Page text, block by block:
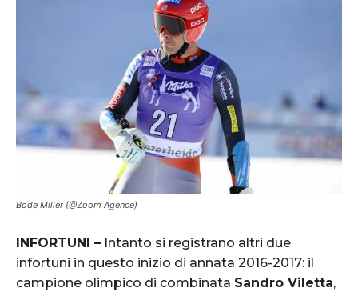
Bode Miller (@Zoom Agence)
INFORTUNI – Intanto si registrano altri due
infortuni in questo inizio di annata 2016-2017: il
campione olimpico di combinata Sandro Viletta,